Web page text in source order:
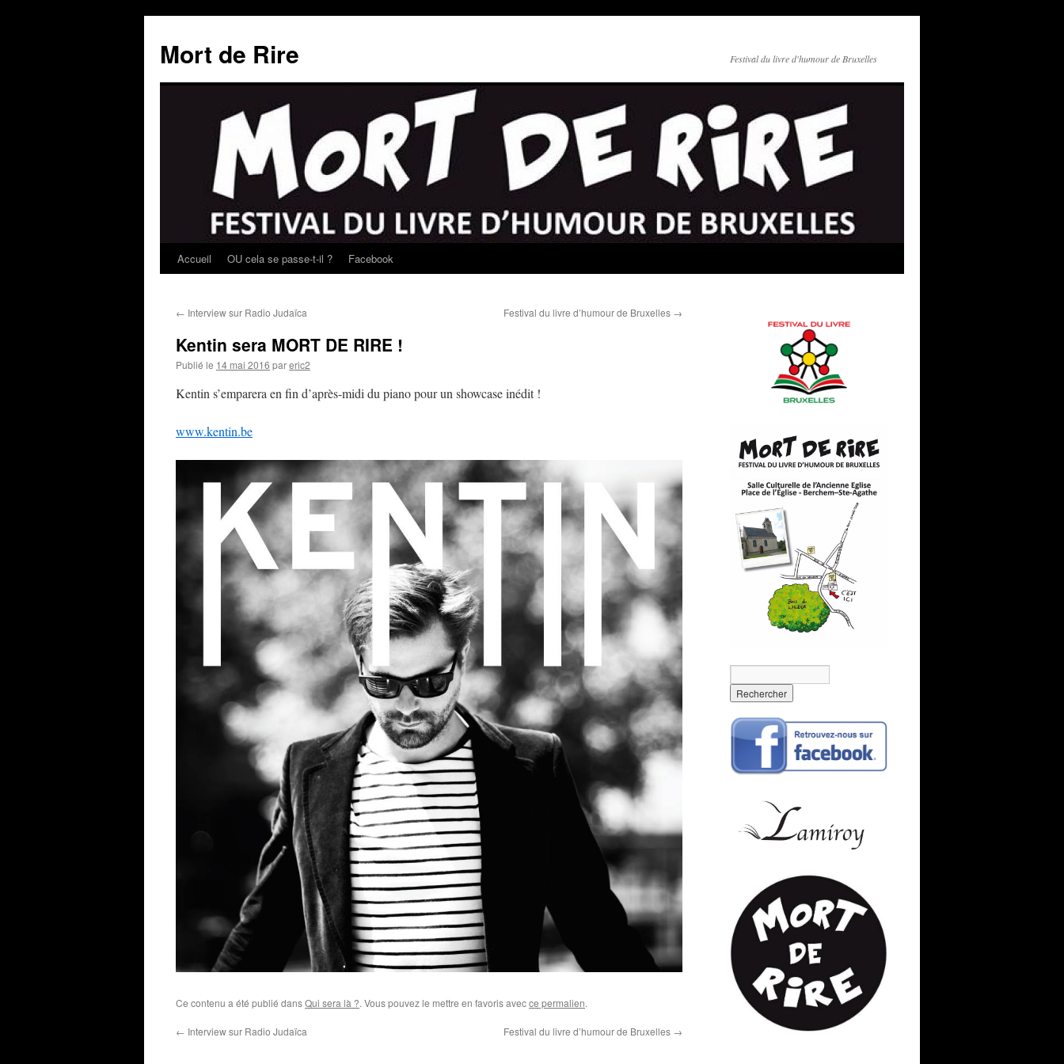
Mort de Rire Festival du livre d'humour de Bruxelles
Aller
contenu
Accueil OU cela se passe-t-il ? Facebook
← Interview sur Radio Judaïca Festival du livre d’humour de Bruxelles →
Kentin sera MORT DE RIRE !
Publié le 14 mai 2016 pareric2
Kentin s’emparera en fin d’après-midi du piano pour un showcase inédit !
www.kentin.be
Ce contenu a été publié dansQui sera là ?. Vous pouvez le mettre en favoris avecce permalien.
← Interview sur Radio Judaïca Festival du livre d’humour de Bruxelles →